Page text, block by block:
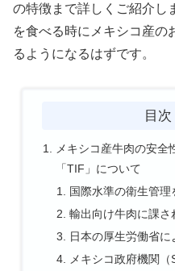
の特徴まで詳しくご紹介し
を食べる時にメキシコ産の
るようになるはずです。
目次
メキシコ産牛肉の安全
「TIF」について
国際水準の衛生管
輸出向け牛肉に課さ
日本の厚生労働省に
メキシコ政府機関